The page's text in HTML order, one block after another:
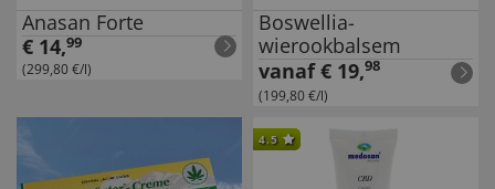
Anasan Forte
€ 14,99
(299,80 €/l)
Boswellia-
wierookbalsem
vanaf € 19,98
(199,80 €/l)
4.5